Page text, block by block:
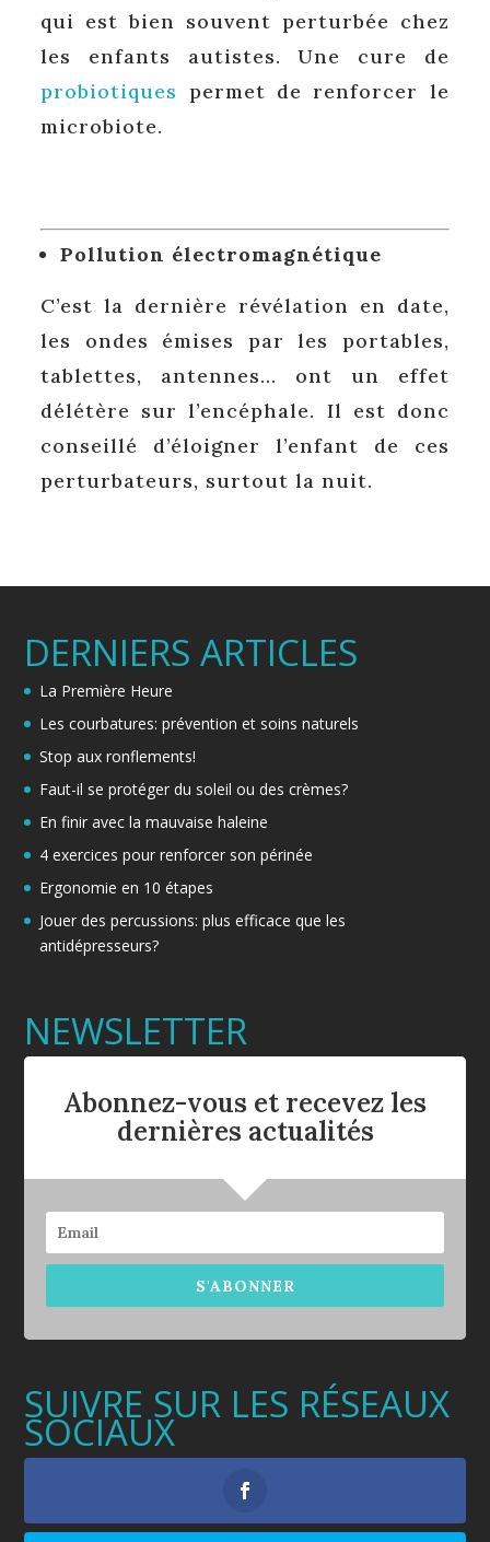
qui est bien souvent perturbée chez
les enfants autistes. Une cure de
probiotiques permet de renforcer le
microbiote.
Pollution électromagnétique
C’est la dernière révélation en date,
les ondes émises par les portables,
tablettes, antennes… ont un effet
délétère sur l’encéphale. Il est donc
conseillé d’éloigner l’enfant de ces
perturbateurs, surtout la nuit.
DERNIERS ARTICLES
La Première Heure
Les courbatures: prévention et soins naturels
Stop aux ronflements!
Faut-il se protéger du soleil ou des crèmes?
En finir avec la mauvaise haleine
4 exercices pour renforcer son périnée
Ergonomie en 10 étapes
Jouer des percussions: plus efficace que les
antidépresseurs?
NEWSLETTER
Abonnez-vous et recevez les
dernières actualités
S'ABONNER
SUIVRE SUR LES RÉSEAUX
SOCIAUX